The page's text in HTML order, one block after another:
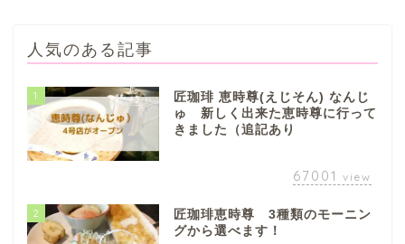
人気のある記事
1
匠珈琲 恵時尊(えじそん) なんじ
ゅ 新しく出来た恵時尊に行って
きました（追記あり
67001 view
2
匠珈琲恵時尊 3種類のモーニン
グから選べます！
ぎふまるけ内の記事と写真
（画像）＆掲載情報につい
ての注意事項など
岐阜地域